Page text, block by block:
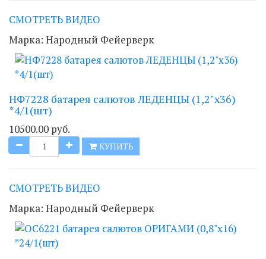
СМОТРЕТЬ ВИДЕО
Марка: Народный Фейерверк
НФ7228 батарея салютов ЛЕДЕНЦЫ (1,2"х36)
*4/1(шт)
10500.00 руб.
КУПИТЬ
СМОТРЕТЬ ВИДЕО
Марка: Народный Фейерверк